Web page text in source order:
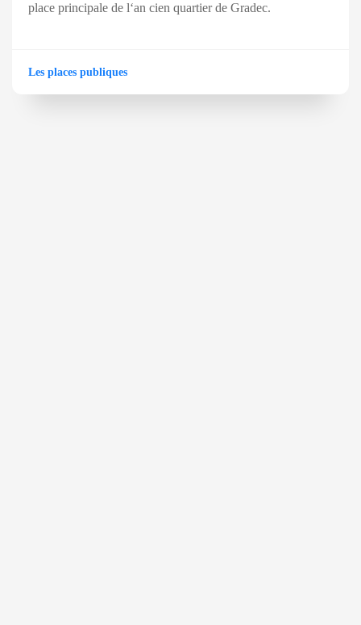
place principale de l‘an cien quartier de Gradec.
Les places publiques